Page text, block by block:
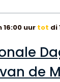
16:00 uur tot di
de